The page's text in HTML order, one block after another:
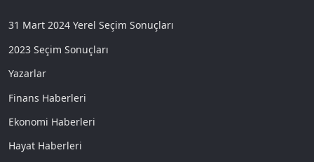
31 Mart 2024 Yerel Seçim Sonuçları
2023 Seçim Sonuçları
Yazarlar
Finans Haberleri
Ekonomi Haberleri
Hayat Haberleri